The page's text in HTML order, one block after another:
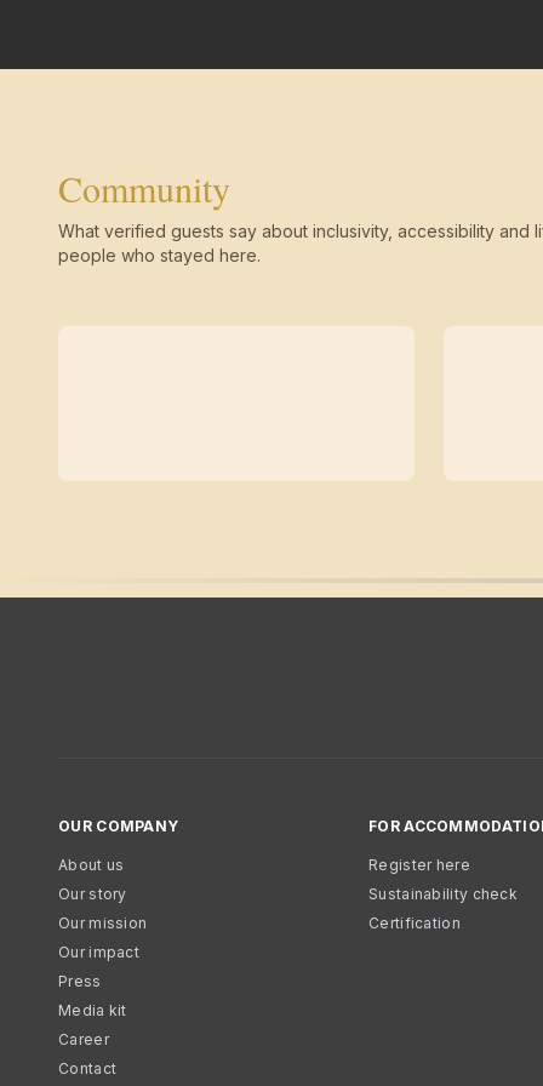
Community
What verified guests say about inclusivity, accessibility and
people who stayed here.
OUR COMPANY
About us
Our story
Our mission
Our impact
Press
Media kit
Career
Contact
FOR
Register here
Sustainability check
Certification